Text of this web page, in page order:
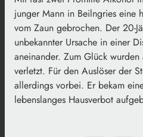
junger Mann in Beilngries eine
vom Zaun gebrochen. Der 20-
unbekannter Ursache in einer
aneinander. Zum Glück
verletzt. Für den Auslöser der
allerdings vorbei. Er bekam
lebenslanges Hausverbot